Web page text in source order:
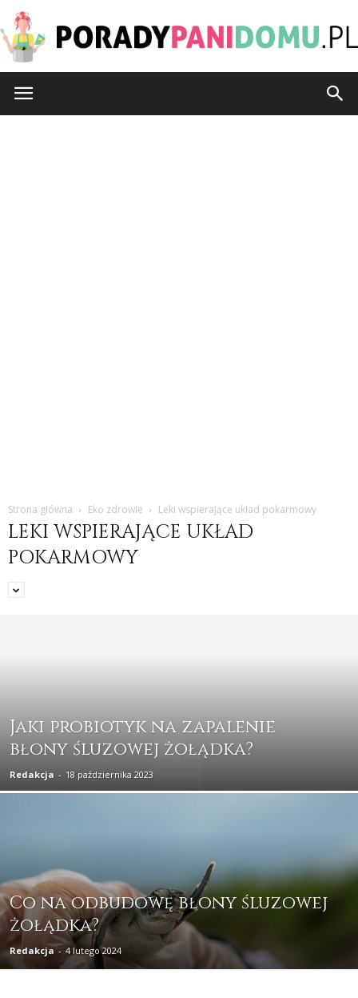
Strona główna Eko zdrowie Leki wspierające układ pokarmowy
LEKI WSPIERAJĄCE UKŁAD
POKARMOWY
Jaki probiotyk na zapalenie
błony śluzowej żołądka?
Redakcja - 18 października 2023
Co na odbudowę błony śluzowej
żołądka?
Redakcja - 4 lutego 2024